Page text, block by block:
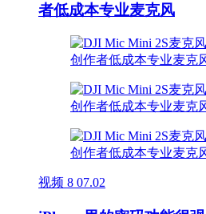
者低成本专业麦克风
视频 8 07.02